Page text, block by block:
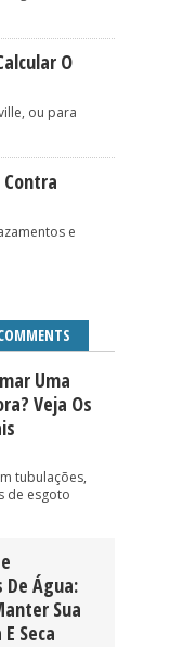
O
ou para
e
Uma
Veja Os
tubulações,
de esgoto
Água:
Sua
Seca